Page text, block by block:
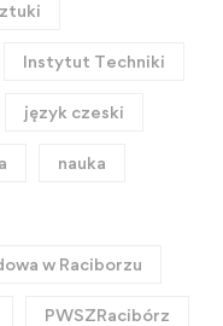
Instytut Techniki
język czeski
nauka
w Raciborzu
PWSZRacibórz